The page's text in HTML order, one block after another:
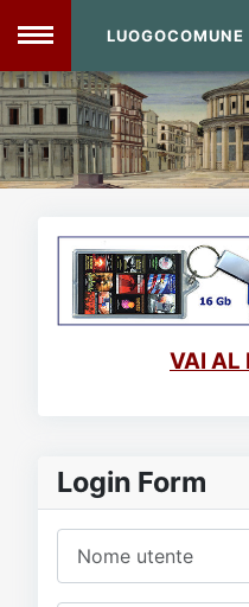
MENU
Home
DVD Shop
Sito
Forum
LUOGOCOMUNE
VAI AL
Login Form